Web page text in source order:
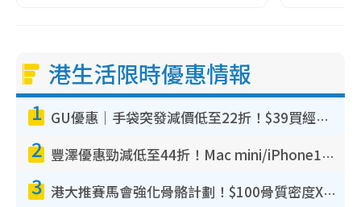
港生活限時優惠情報
1 GU優惠｜手袋突發減價低至22折！$39買經典波士頓包/餃子袋！飾物同步減價$29起！
2 豐澤優惠勁減低至44折！Mac mini/iPhone17Pro大減價！廚房家電$220起
3 港大推賽馬會強化骨骼計劃！$100骨質密度X光檢查 完成免費運動訓練送超市禮券！附參加資格